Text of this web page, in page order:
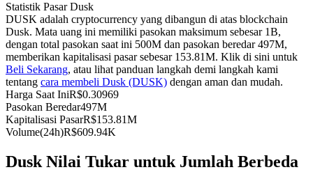
Copy Trading
Statistik Pasar Dusk
DUSK adalah cryptocurrency yang dibangun di atas blockchain
Dusk. Mata uang ini memiliki pasokan maksimum sebesar 1B,
dengan total pasokan saat ini 500M dan pasokan beredar 497M,
memberikan kapitalisasi pasar sebesar 153.81M. Klik di sini untuk
Beli Sekarang, atau lihat panduan langkah demi langkah kami
tentang cara membeli Dusk (DUSK) dengan aman dan mudah.
Harga Saat IniR$0.30969
Pasokan Beredar497M
Kapitalisasi PasarR$153.81M
Volume(24h)R$609.94K
Dusk Nilai Tukar untuk Jumlah Berbeda